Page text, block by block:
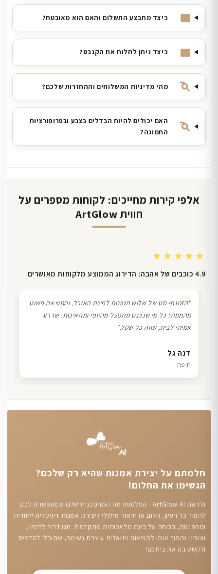
כיצד מתבצע התשלום והאם הוא מאובטח?
כיצד ניתן לתלות את הקנבס?
מהי מדיניות המשלוחים וההחזרות שלכם?
האם יכולים להיות הבדלים בצבע ובפרופורציות
התמונה?
אלפי קירות מחייכים: לקוחות מספרים על
חווית ArtGlow
★★★★★
4.9 כוכבים של אהבה: הדירוג הממוצע מלקוחות מאושרים
שרון כהן
תל אביב
עדי לוי
רמת גן
❞
"הזמנתי סט של שלוש תמונות לפינת האוכל, והתוצאה פשוט
מהממת! כל מי שנכנס מתפעל מהיופי ומהאיכות. שדרוג
אמיתי לבית, שווה כל שקל."
דנה גל
חיפה
ליאת ויוסי מ.
הוד השרון
חלמתם על יצירת אמנות שהיא רק שלכם?
הגשימו את החלום!
גלו את ArtGlow AI - הפלטפורמה המהפכנית שלנו שמאפשרת לכם
להפוך כל רעיון, חלום או תיאור מילולי ליצירת אמנות דיגיטלית ייחודית
ומהפנטת, בכוחה של בינה מלאכותית מתקדמת. תנו דרור לדמיון,
ואנחנו נהפוך אותו למציאות ויזואלית עוצרת נשימה, שתוכלו להדפיס
ולקשט בה את ביתכם!